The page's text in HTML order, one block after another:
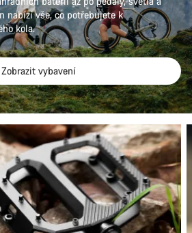
nabízí vše, co potřebujete k
kola.
Zobrazit vybavení